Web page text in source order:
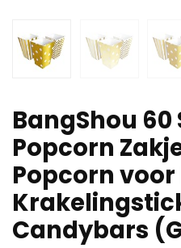
BangShou 60
Popcorn
Popcorn
Candybars